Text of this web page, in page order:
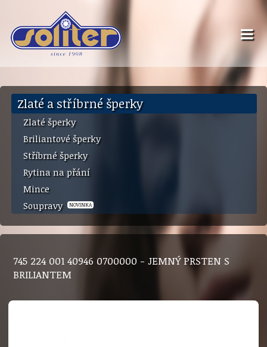
Zlaté a stříbrné šperky
Zlaté šperky
Briliantové šperky
Stříbrné šperky
Rytina na přání
Mince
Soupravy
NOVINKA
745 224 001 40946 0700000 - JEMNÝ PRSTEN S
BRILIANTEM